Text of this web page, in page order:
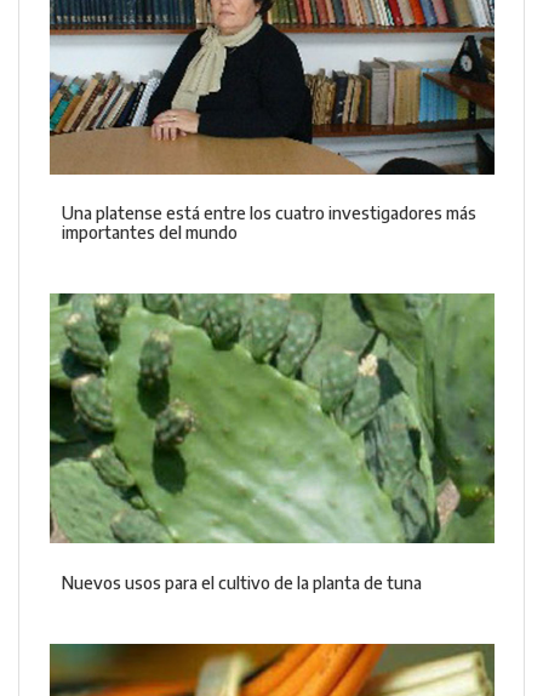
Una platense está entre los cuatro investigadores más
importantes del mundo
Nuevos usos para el cultivo de la planta de tuna